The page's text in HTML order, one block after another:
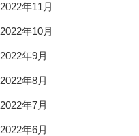
2022年11月
2022年10月
2022年9月
2022年8月
2022年7月
2022年6月